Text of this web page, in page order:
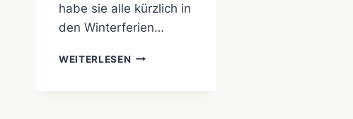
habe sie alle kürzlich in
den Winterferien…
WEITERLESEN CHILLERELLA